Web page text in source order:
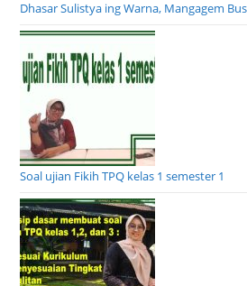
Dhasar Sulistya ing Warna, Mangagem
Soal ujian Fikih TPQ kelas 1 semester 1